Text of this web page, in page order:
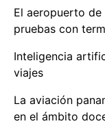
El aeropuerto
pruebas con
Inteligencia
viajes
La aviación
en el ámbito